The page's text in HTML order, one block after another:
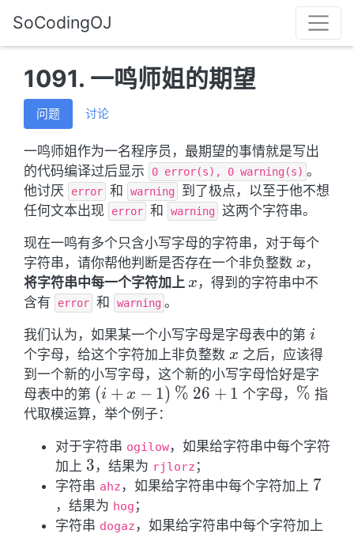
SoCodingOJ
1091. 一鸣师姐的期望
问题 讨论
一鸣师姐作为一名程序员，最期望的事情就是写出
的代码编译过后显示
0 error(s), 0 warning(s) 。
他讨厌
error 和 warning
到了极点，以至于他不想
任何文本出现
error 和 warning 这两个字符串。
现在一鸣有多个只含小写字母的字符串，对于每个
字符串，请你帮他判断是否存在一个非负整数 x
x ，
将字符串中每一个字符加上 x
x ，得到的字符串中不
含有
error 和 warning 。
我们认为，如果某一个小写字母是字母表中的第 i
i
个字母，给这个字符加上非负整数 x
x 之后，应该得
到一个新的小写字母，这个新的小写字母恰好是字
母表中的第 (i+x-
1) \
26
+1
(i + x − 1) % 26 + 1 个字母， \%
% 指
代取模运算，举个例子：
对于字符串 ogilow，如果给字符串中每个字符
加上 3
3 ，结果为 rjlorz ；
字符串 ahz ，如果给字符串中每个字符加上 7
7
，结果为 hog ；
字符串 dogaz ，如果给字符串中每个字符加上